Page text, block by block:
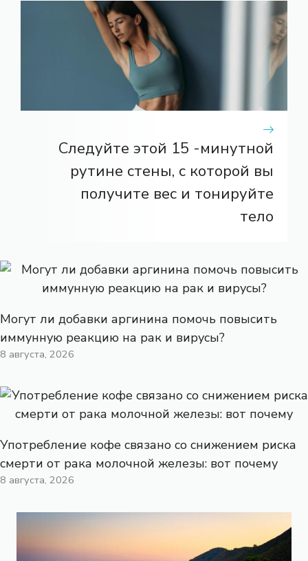
Следуйте этой 15 -минутной
рутине стены, с которой вы
получите вес и тонируйте
тело
Могут ли добавки аргинина помочь повысить
иммунную реакцию на рак и вирусы?
8 августа, 2026
Употребление кофе связано со снижением риска
смерти от рака молочной железы: вот почему
8 августа, 2026